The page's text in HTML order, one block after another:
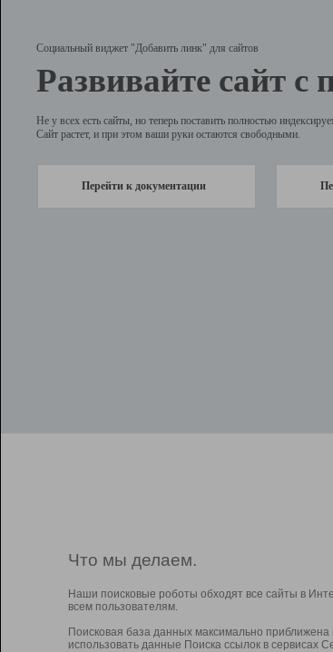
Социальный виджет "Добавить линк" для сайтов
Развивайте сайт
Не у всех есть сайты, но теперь поставить полностью
Сайт растет, и при этом ваши руки остаются свободными.
Перейти к документации
Что мы делаем.
Наши поисковые роботы обходят все сайты в
всем пользователям.
Поисковая база данных максимально
использовать данные Поиска ссылок в сервисах